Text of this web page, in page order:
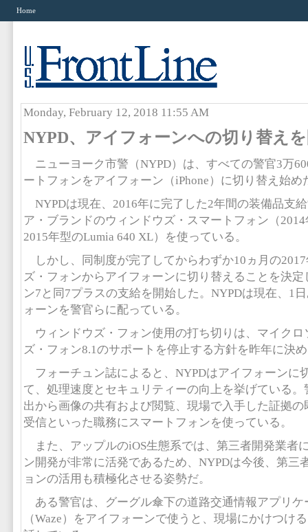
Home
Monday, February 12, 2018 11:55 AM
NYPD、アイフォーンへの切り替え
ニューヨーク市警（NYPD）は、すべての警官3万
ートフォンをアイフォーン（iPhone）に切り替え始め
NYPDは現在、2016年に完了した2年間の装備品支
ア・ブランドのウィンドウズ・スマートフォン（
2015年型のLumia 640 XL）を使っている。
しかし、同制度が完了してからわずか10ヵ月の
ズ・フォンからアイフォーンに切り替えることを決
ン7と同7プラスの支給を開始した。NYPDは現在、1
ォーンを警官らに配っている。
ウィンドウズ・フォン使用の打ち切りは、マイクロ
ズ・フォン8.1のサポートを停止する方針を昨年に決
フォーチュン誌によると、NYPDはアイフォーンに
て、処理速度とセキュリティーの向上を挙げている
出から画像の共有および閲覧、現場で入手した証拠
受信といった職務にスマートフォンを使っている。
また、アップルのiOS生態系では、第三者開発業者
ン開発が非常に活発であるため、NYPDは今後、第三
ョンの活用も積極化させる姿勢だ。
ある警官は、グーグル傘下の道路交通情報アプリケ
（Waze）をアイフォーンで使うと、現場にかけつけ